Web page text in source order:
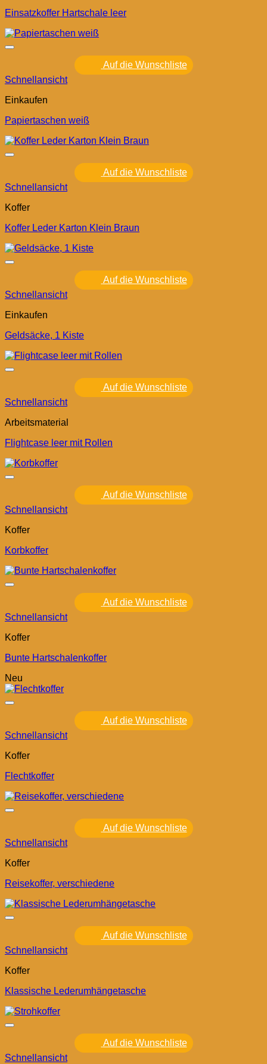
Einsatzkoffer Hartschale leer
Auf die Wunschliste
Schnellansicht
Einkaufen
Papiertaschen weiß
Auf die Wunschliste
Schnellansicht
Koffer
Koffer Leder Karton Klein Braun
Auf die Wunschliste
Schnellansicht
Einkaufen
Geldsäcke, 1 Kiste
Auf die Wunschliste
Schnellansicht
Arbeitsmaterial
Flightcase leer mit Rollen
Auf die Wunschliste
Schnellansicht
Koffer
Korbkoffer
Auf die Wunschliste
Schnellansicht
Koffer
Bunte Hartschalenkoffer
Neu
Auf die Wunschliste
Schnellansicht
Koffer
Flechtkoffer
Auf die Wunschliste
Schnellansicht
Koffer
Reisekoffer, verschiedene
Auf die Wunschliste
Schnellansicht
Koffer
Klassische Lederumhängetasche
Auf die Wunschliste
Schnellansicht